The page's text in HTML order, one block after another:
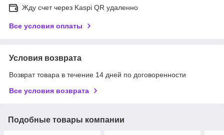
Жду счет через Kaspi QR удаленно
Все условия оплаты
Условия возврата
Возврат товара в течение 14 дней по договоренности
Все условия возврата
Подобные товары компании